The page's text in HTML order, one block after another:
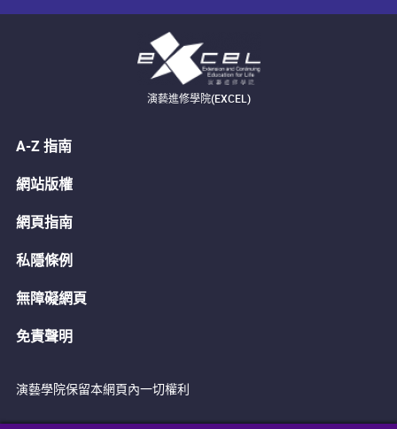
演藝進修學院(EXCEL)
A-Z 指南
網站版權
網頁指南
私隱條例
無障礙網頁
免責聲明
演藝學院保留本網頁內一切權利